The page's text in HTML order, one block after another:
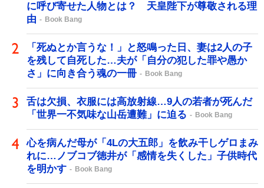
に呼び寄せた人物とは？ 天皇陛下が尊敬される理
由
Book Bang
「死ぬとか言うな！」と怒鳴った日、妻は2人の子
を残して自死した…夫が「自分の犯した罪や愚か
さ」に向き合う魂の一冊
Book Bang
舌は欠損、衣服には高放射線…9人の若者が死んだ
「世界一不気味な山岳遭難」に迫る
Book Bang
心を病んだ母が「4Lの大五郎」を飲み干しゲロまみ
れに…ノブコブ徳井が「感情を失くした」子供時代
を明かす
Book Bang